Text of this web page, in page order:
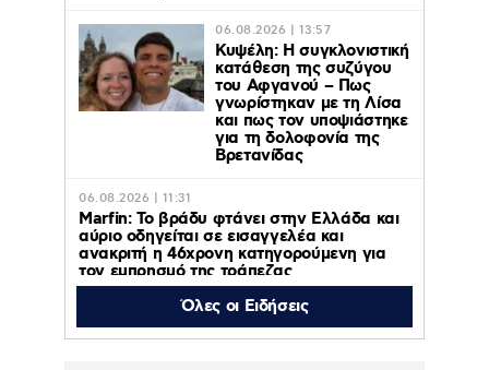
06.08.2026 | 13:57
Κυψέλη: Η συγκλονιστική
κατάθεση της συζύγου
του Αφγανού – Πως
γνωρίστηκαν με τη Λίσα
και πως τον υποψιάστηκε
για τη δολοφονία της
Βρετανίδας
06.08.2026 | 11:31
Marfin: Το βράδυ φτάνει στην Ελλάδα και
αύριο οδηγείται σε εισαγγελέα και
ανακριτή η 46χρονη κατηγορούμενη για
τον εμπρησμό της τράπεζας
06.08.2026 | 11:23
Γαρυφαλλιά Καληφώνη: Διακοπές με
Όλες οι Ειδήσεις